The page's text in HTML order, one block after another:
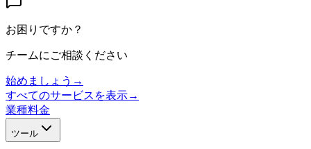
お困りですか？
チームにご相談ください
始めましょう →
すべてのサービスを表示→
業種料金
ツール